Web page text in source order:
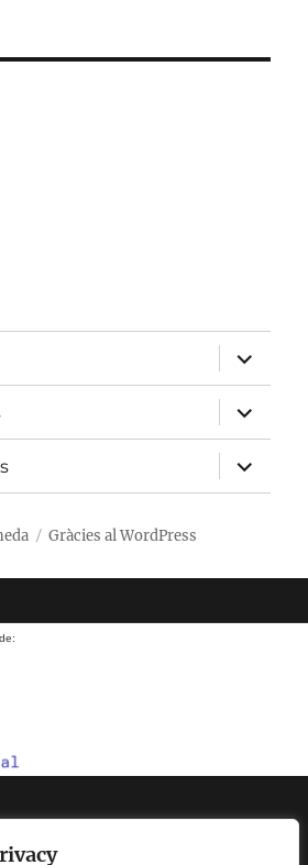
amplia
el
menú
fill
amplia
el
menú
fill
amplia
el
menú
Gràcies al WordPress